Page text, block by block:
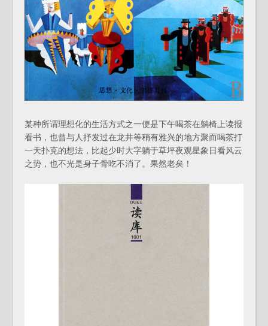
某种所谓理想化的生活方式之一便是下午喝茶在躺椅上读报
看书，也曾与人抒发过在龙井等稍有雅兴的地方聚而喝茶打
一天扑克的想法，比起少时大字躺于草坪夜观星象日看风云
之势，也不光是身子骨吃不消了。果然老矣！